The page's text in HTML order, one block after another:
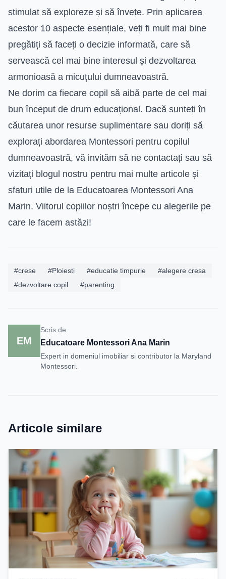
stimulat să exploreze și să învețe. Prin aplicarea
acestor 10 aspecte esențiale, veți fi mult mai bine
pregătiți să faceți o decizie informată, care să
servească cel mai bine interesul și dezvoltarea
armonioasă a micuțului dumneavoastră.
Ne dorim ca fiecare copil să aibă parte de cel mai
bun început de drum educațional. Dacă sunteți în
căutarea unor resurse suplimentare sau doriți să
explorați abordarea Montessori pentru copilul
dumneavoastră, vă invităm să ne contactați sau să
vizitați blogul nostru pentru mai multe articole și
sfaturi utile de la Educatoarea Montessori Ana
Marin. Viitorul copiilor noștri începe cu alegerile pe
care le facem astăzi!
#crese #Ploiesti #educatie timpurie
#alegere cresa
#dezvoltare copil
#parenting
EM
Scris de
Educatoare Montessori Ana Marin
Expert in domeniul imobiliar si contributor la Maryland
Montessori.
Articole similare